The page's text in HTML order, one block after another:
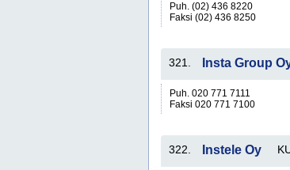
Puh. (02) 436 8220
Faksi (02) 436 8250
321. Insta Group
Puh. 020 771 7111
Faksi 020 771 7100
322. Instele Oy